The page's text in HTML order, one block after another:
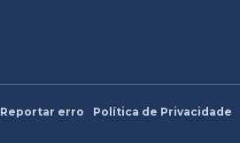
Reportar erro Política de Privacidade